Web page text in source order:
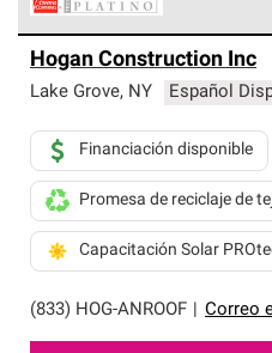
Corning constituyen el nivel
exclusiva y cumplen con
Solo ellos pueden ofrecer
sistemas de techos.
Hogan Construction Inc
Lake Grove, NY Español
(833) HOG-ANROOF Correo
Financiación disponible
Promesa de reciclaje de
Capacitación Solar